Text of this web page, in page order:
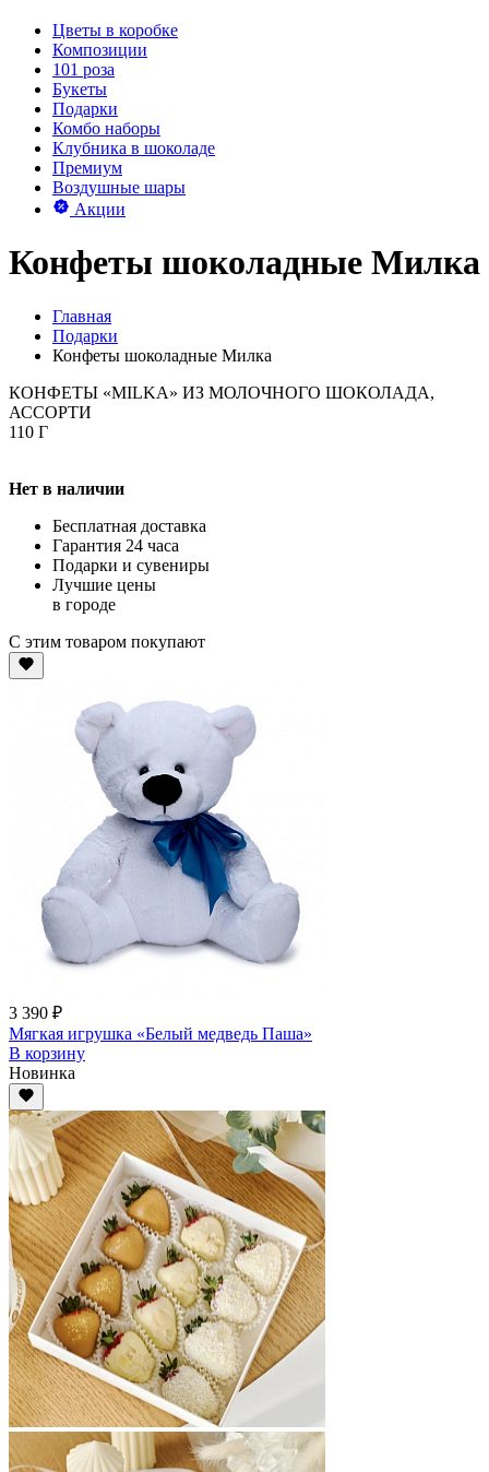
Цветы в коробке
Композиции
101 роза
Букеты
Подарки
Комбо наборы
Клубника в шоколаде
Премиум
Воздушные шары
Акции
Конфеты шоколадные Милка
Главная
Подарки
Конфеты шоколадные Милка
КОНФЕТЫ «MILKA» ИЗ МОЛОЧНОГО ШОКОЛАДА,
АССОРТИ
110 Г
Нет в наличии
Бесплатная доставка
Гарантия 24 часа
Подарки и сувениры
Лучшие цены
в городе
С этим товаром покупают
3 390 ₽
Мягкая игрушка «Белый медведь Паша»
В корзину
Новинка